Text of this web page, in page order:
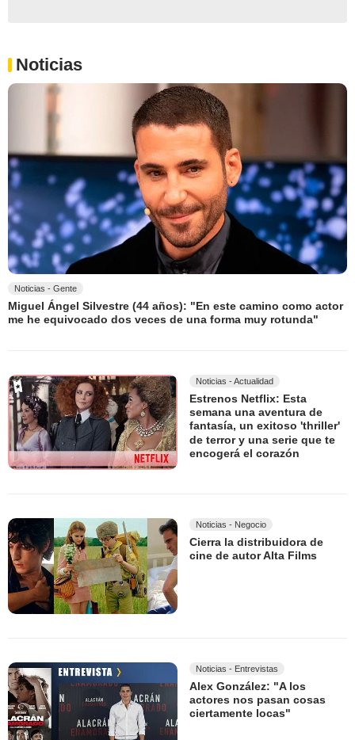
Noticias
Noticias - Gente
Miguel Ángel Silvestre (44 años): "En este camino como actor
me he equivocado dos veces de una forma muy rotunda"
Noticias - Actualidad
Estrenos Netflix: Esta
semana una aventura de
fantasía, un exitoso 'thriller'
de terror y una serie que te
encogerá el corazón
Noticias - Negocio
Cierra la distribuidora de
cine de autor Alta Films
Noticias - Entrevistas
Alex González: "A los
actores nos pasan cosas
ciertamente locas"